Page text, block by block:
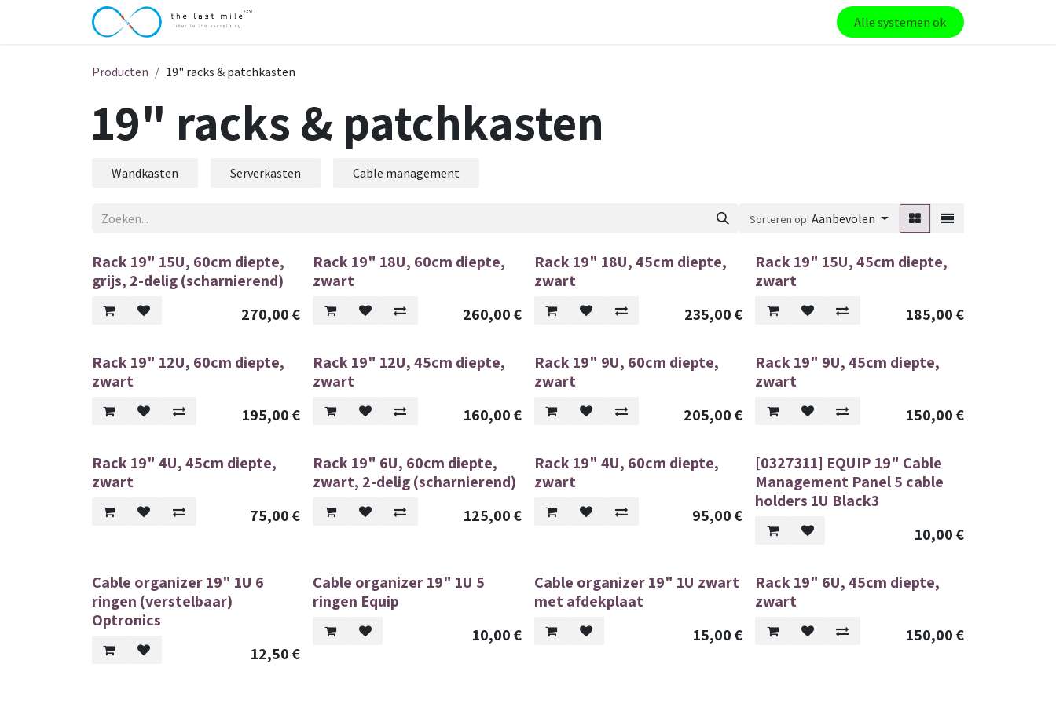
Overslaan naar inhoud
Alle systemen ok
Producten 19" racks & patchkasten
19" racks & patchkasten
Wandkasten Serverkasten Cable management
Sorteren op: Aanbevolen
Rack 19" 15U, 60cm diepte,
grijs, 2-delig (scharnierend)
270,00€
Rack 19" 18U, 60cm diepte,
zwart
260,00€
Rack 19" 18U, 45cm diepte,
zwart
235,00€
Rack 19" 15U, 45cm diepte,
zwart
185,00€
Rack 19" 12U, 60cm diepte,
zwart
195,00€
Rack 19" 12U, 45cm diepte,
zwart
160,00€
Rack 19" 9U, 60cm diepte,
zwart
205,00€
Rack 19" 9U, 45cm diepte,
zwart
150,00€
Rack 19" 4U, 45cm diepte,
zwart
75,00€
Rack 19" 6U, 60cm diepte,
zwart, 2-delig (scharnierend)
125,00€
Rack 19" 4U, 60cm diepte,
zwart
95,00€
[0327311] EQUIP 19" Cable
Management Panel 5 cable
holders 1U Black3
10,00€
Cable organizer 19" 1U 6
ringen (verstelbaar)
Optronics
12,50€
Cable organizer 19" 1U 5
ringen Equip
10,00€
Cable organizer 19" 1U zwart
met afdekplaat
15,00€
Rack 19" 6U, 45cm diepte,
zwart
150,00€